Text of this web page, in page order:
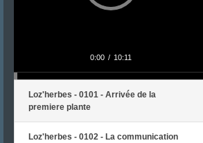
0:00 / 10:11
Loz'herbes - 0101 - Arrivée de la
premiere plante
Loz'herbes - 0102 - La communication